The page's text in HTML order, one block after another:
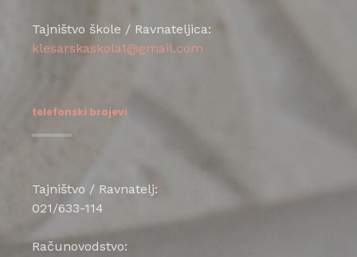
Tajništvo škole / Ravnateljica:
klesarskaskola1@gmail.com
telefonski brojevi
Tajništvo / Ravnatelj:
021/633-114
Računovodstvo: